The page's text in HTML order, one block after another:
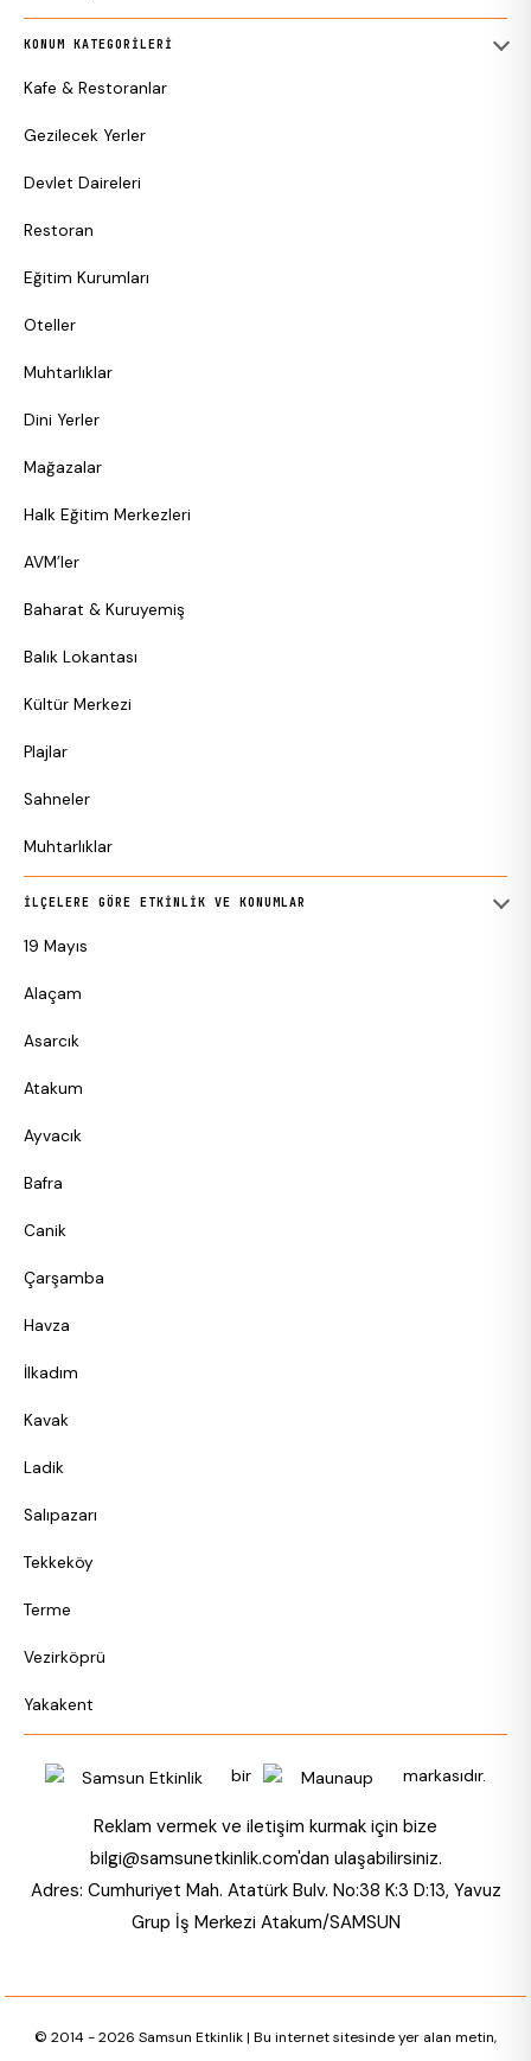
KONUM KATEGORILERI
Kafe & Restoranlar
Gezilecek Yerler
Devlet Daireleri
Restoran
Eğitim Kurumları
Oteller
Muhtarlıklar
Dini Yerler
Mağazalar
Halk Eğitim Merkezleri
AVM’ler
Baharat & Kuruyemiş
Balık Lokantası
Kültür Merkezi
Plajlar
Sahneler
Muhtarlıklar
İLÇELERE GÖRE ETKINLIK VE KONUMLAR
19 Mayıs
Alaçam
Asarcık
Atakum
Ayvacık
Bafra
Canik
Çarşamba
Havza
İlkadım
Kavak
Ladik
Salıpazarı
Tekkeköy
Terme
Vezirköprü
Yakakent
bir markasıdır.
Reklam vermek ve iletişim kurmak için bize
bilgi@samsunetkinlik.com'dan ulaşabilirsiniz.
Adres: Cumhuriyet Mah. Atatürk Bulv. No:38 K:3 D:13, Yavuz
Grup İş Merkezi Atakum/SAMSUN
© 2014 - 2026 Samsun Etkinlik | Bu internet sitesinde yer alan metin,